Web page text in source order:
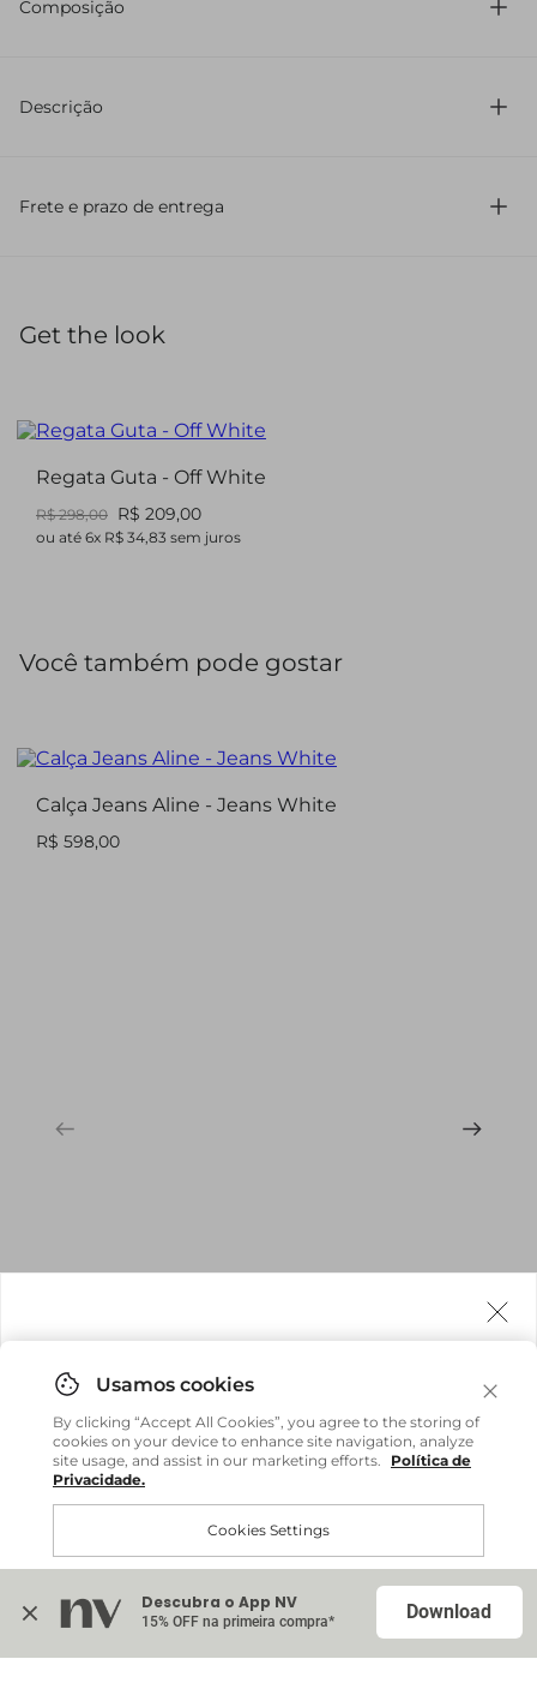
Composição
Descrição
Frete e prazo de entrega
Get the look
Regata Guta - Off White
R$ 298,00 R$ 209,00
ou até 6x R$ 34,83 sem juros
Você também pode gostar
Calça Jeans Aline - Jeans White
R$ 598,00
em sua casa, não importa onde você estiver.
Comprar no site internacional
Internacional
By clicking “Accept All Cookies”, you agree to the storing of
cookies on your device to enhance site navigation, analyze
site usage, and assist in our marketing efforts.
Política de
Privacidade.
Cookies Settings
Accept All Cookies
Descubra o App NV
15% OFF na primeira compra* Download